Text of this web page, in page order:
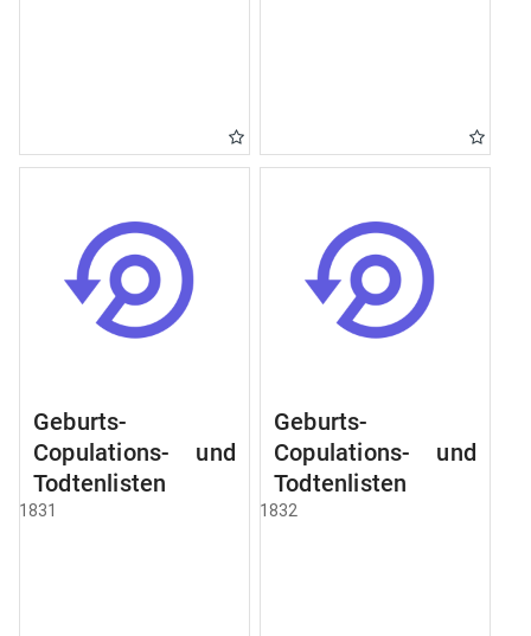
Geburts-
Copulations- und
Todtenlisten
1831
Geburts-
Copulations- und
Todtenlisten
1832